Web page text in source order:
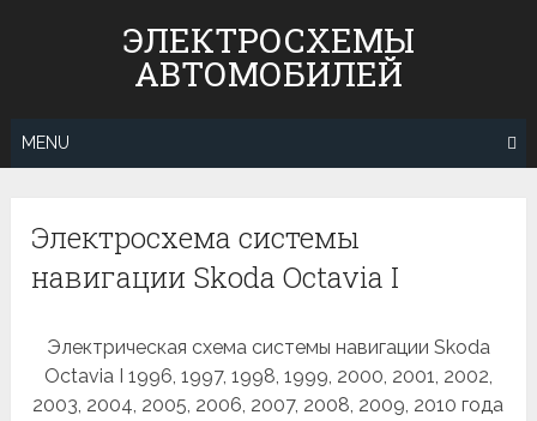
ЭЛЕКТРОСХЕМЫ
АВТОМОБИЛЕЙ
MENU
Электросхема системы
навигации Skoda Octavia I
Электрическая схема системы навигации Skoda
Octavia I 1996, 1997, 1998, 1999, 2000, 2001, 2002,
2003, 2004, 2005, 2006, 2007, 2008, 2009, 2010 года